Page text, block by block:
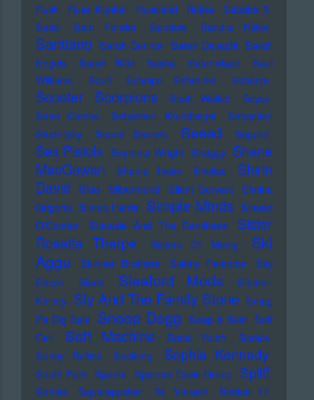
Rush
Russ Kunkel Russland Rutles
Sababa 5
Sade
Sam Fender Sandow Sandra Hüller
Santiano Sarah Connor Sarah Davachi Sarah
Engels
Sarah Wild Sasha Saturndaze
Saul
Williams
Sault Schnipo Schranke Schürze
Scooter Scorpions Scott Walker
Scycs
Sean Combs
Sebastian Krumbiegel
Sebastian
Studnitzky
Secret Secrets Seeed Sepalot
Sex Pistols Seymour Wright Shaggy Shane
MacGowan
Shania Twain Shellac
Shirin
David
Sido Silbermond Silent Servant Simina
Grigoriu Simon Harris Simple Minds Sinead
O'Connor
Siouxsie And The Banshees
Sister
Rosetta Tharpe
Sisters Of Mercy
Ski
Aggu
Skinner Brothers Skinny Pelembe
Sky
Saxon
Slade Sleaford Mods
Sleater-
Kinney Sly And The Family Stone Smag
Pa Dig Selv Snoop Dogg Soap & Skin Soft
Cell
Soft Machine Sonic Youth
Sonics
Sonny Rollins
Soolking Sophia Kennedy
South Park Sparks Spencer Davis Group Spliff
Sprints Squarepusher St. Vincent
Station 17